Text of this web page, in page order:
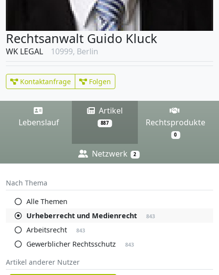
Rechtsanwalt Guido Kluck
WK LEGAL 10999, Berlin
Kontaktanfrage Folgen
Lebenslauf
Artikel
887 Rechtsprodukte
0
Netzwerk 2
Nach Thema
Alle Themen
Urheberrecht und Medienrecht
843
Arbeitsrecht 843
Gewerblicher Rechtsschutz 843
Artikel anderer Nutzer